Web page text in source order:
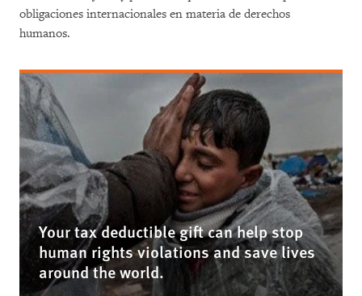
obligaciones internacionales en materia de derechos
humanos.
Your tax deductible gift can help stop
human rights violations and save lives
around the world.